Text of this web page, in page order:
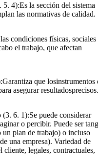
4):Es la sección del sistema
las normativas de calidad.
condiciones físicas, sociales
el trabajo, que afectan
que losinstrumentos
asegurar resultadosprecisos.
6. 1):Se puede considerar
o percibir. Puede ser
plan de trabajo) o incluso
una empresa). Variedad de
cliente, legales, contractuales,